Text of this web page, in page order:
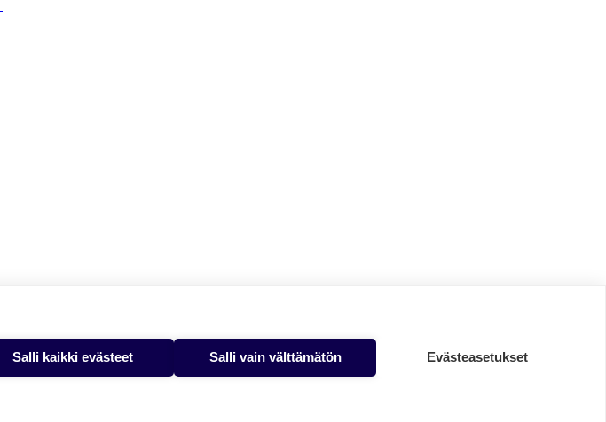
Salli kaikki evästeet Salli vain välttämätön Evästeasetukset